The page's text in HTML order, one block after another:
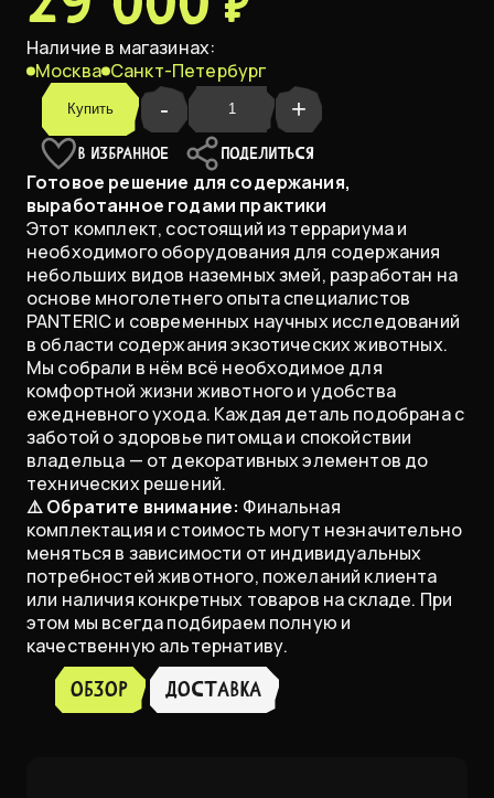
Наличие в магазинах:
Москва Санкт-Петербург
Купить - +
В ИЗБРАННОЕ ПОДЕЛИТЬСЯ
Готовое решение для содержания,
выработанное годами практики
Этот комплект, состоящий из террариума и
необходимого оборудования для содержания
небольших видов наземных змей, разработан на
основе многолетнего опыта специалистов
PANTERIC и современных научных исследований
в области содержания экзотических животных.
Мы собрали в нём всё необходимое для
комфортной жизни животного и удобства
ежедневного ухода. Каждая деталь подобрана с
заботой о здоровье питомца и спокойствии
владельца — от декоративных элементов до
технических решений.
⚠️ Обратите внимание: Финальная
комплектация и стоимость могут незначительно
меняться в зависимости от индивидуальных
потребностей животного, пожеланий клиента
или наличия конкретных товаров на складе. При
этом мы всегда подбираем полную и
качественную альтернативу.
Обзор доставка